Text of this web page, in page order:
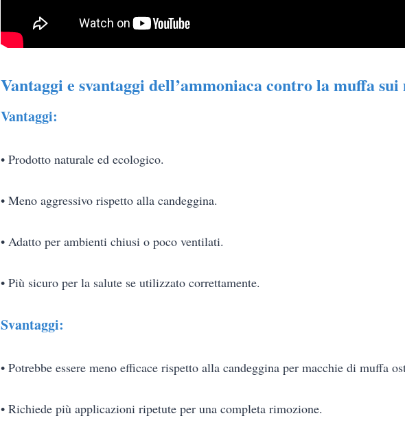
Vantaggi e svantaggi dell’ammoniaca contro la muffa
Vantaggi:
• Prodotto naturale ed ecologico.
• Meno aggressivo rispetto alla candeggina.
• Adatto per ambienti chiusi o poco ventilati.
• Più sicuro per la salute se utilizzato correttamente.
Svantaggi:
• Potrebbe essere meno efficace rispetto alla candeggina per macchie di muffa
• Richiede più applicazioni ripetute per una completa rimozione.